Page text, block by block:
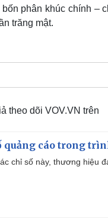
phân khúc chính –
trăng mật.
theo dõi VOV.VN trên
quảng cáo trong
chỉ số này, thương hiệu